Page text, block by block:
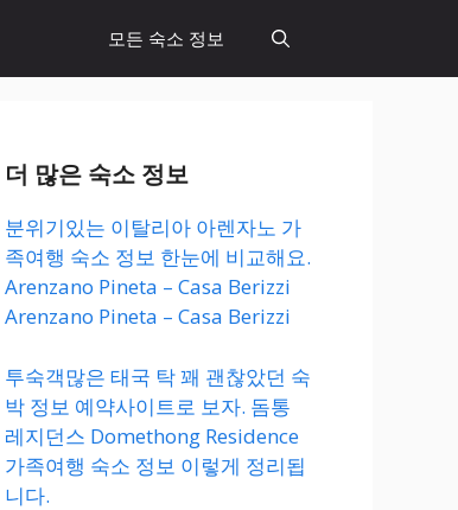
모든 숙소 정보
더 많은 숙소 정보
분위기있는 이탈리아 아렌자노 가
족여행 숙소 정보 한눈에 비교해요.
Arenzano Pineta – Casa Berizzi
Arenzano Pineta – Casa Berizzi
투숙객많은 태국 탁 꽤 괜찮았던 숙
박 정보 예약사이트로 보자. 돔통
레지던스 Domethong Residence
가족여행 숙소 정보 이렇게 정리됩
니다.